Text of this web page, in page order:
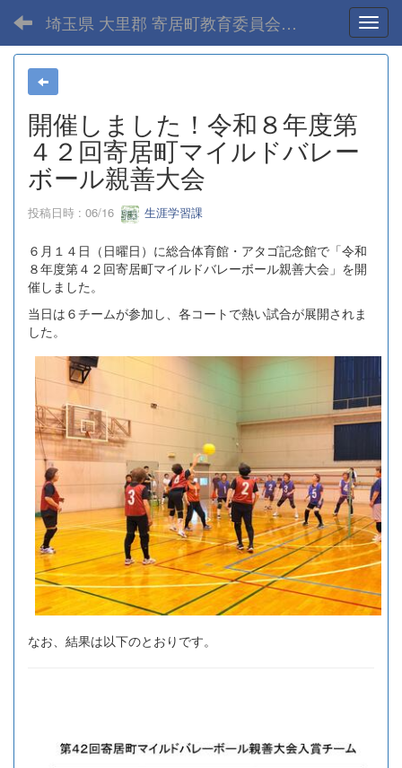
埼玉県 大里郡 寄居町教育委員会-home
開催しました！令和８年度第
４２回寄居町マイルドバレー
ボール親善大会
投稿日時 : 06/16 生涯学習課
６月１４日（日曜日）に総合体育館・アタゴ記念館で「令和
８年度第４２回寄居町マイルドバレーボール親善大会」を開
催しました。
当日は６チームが参加し、各コートで熱い試合が展開されま
した。
なお、結果は以下のとおりです。